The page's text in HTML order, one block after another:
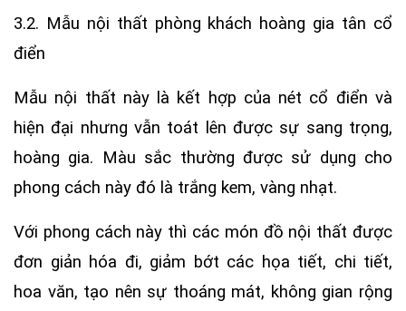
3.2. Mẫu nội thất phòng khách hoàng gia tân cổ
điển
Mẫu nội thất này là kết hợp của nét cổ điển và
hiện đại nhưng vẫn toát lên được sự sang trọng,
hoàng gia. Màu sắc thường được sử dụng cho
phong cách này đó là trắng kem, vàng nhạt.
Với phong cách này thì các món đồ nội thất được
đơn giản hóa đi, giảm bớt các họa tiết, chi tiết,
hoa văn, tạo nên sự thoáng mát, không gian rộng